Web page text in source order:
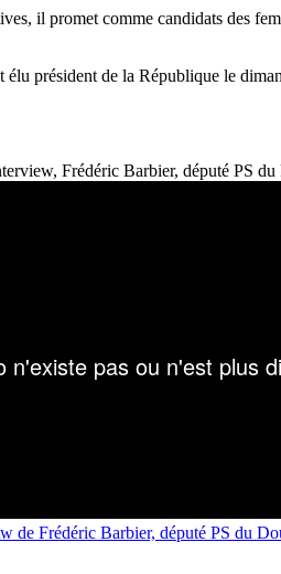
il promet comme candidats des
président de la République le
Frédéric Barbier, député PS
de Frédéric Barbier, député PS du